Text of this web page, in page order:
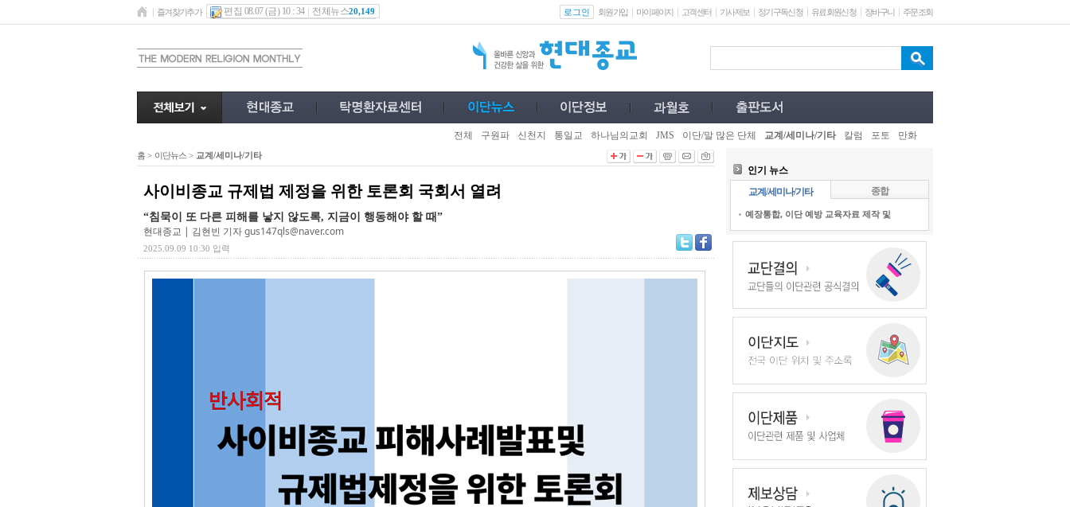
즐겨찾기추가 편집 08.07 (금) 10 : 34 전체뉴스20,149 로그인 회원가입 마이페이지 고객센터 기사제보 정기구독신청 유료회원신청 장바구니 주문조회
전체 구원파 신천지 통일교 하나님의교회 JMS 이단/말 많은 단체 교계/세미나/기타 칼럼 포토 만화
홈 > 이단뉴스 > 교계/세미나/기타
사이비종교 규제법 제정을 위한 토론회 국회서 열려
“침묵이 또 다른 피해를 낳지 않도록, 지금이 행동해야 할 때”
현대종교 | 김현빈 기자gus147qls@naver.com
2025.09.09 10:30 입력
인기 뉴스
교계/세미나/기타
종합
예장통합, 이단 예방 교육자료 제작 및